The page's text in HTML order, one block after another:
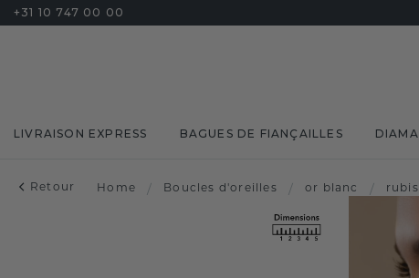
+31 10 747 00 00
LIVRAISON EXPRESS BAGUES DE FIANÇAILLES
Retour Home / Boucles d'oreilles / or blanc / rubis